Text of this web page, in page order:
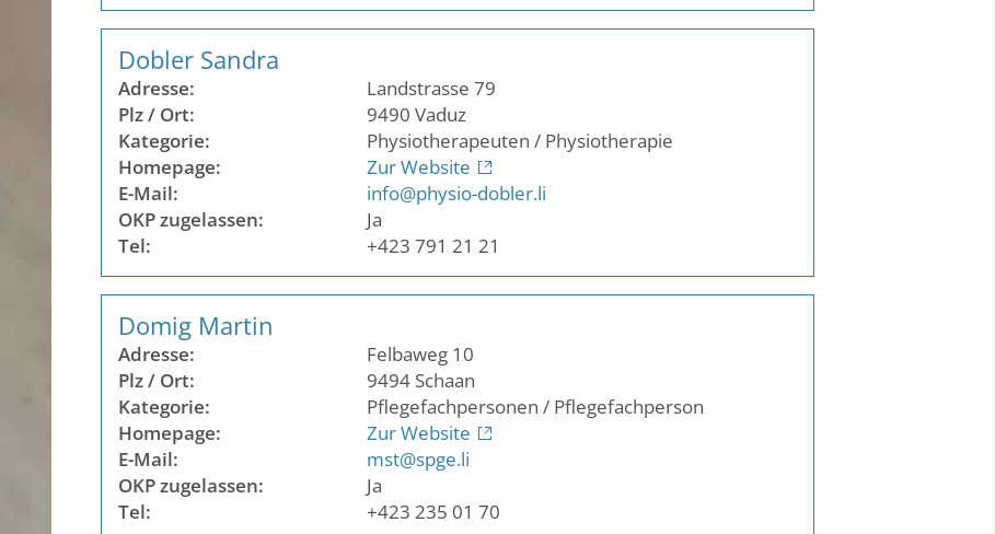
Dobler Sandra
Adresse:
Landstrasse 79
Plz / Ort:
9490 Vaduz
Kategorie:
Physiotherapeuten / Physiotherapie
Homepage:
Zur Website
E-Mail:
info@physio-dobler.li
OKP zugelassen:
Ja
Tel:
+423 791 21 21
Domig Martin
Adresse:
Felbaweg 10
Plz / Ort:
9494 Schaan
Kategorie:
Pflegefachpersonen / Pflegefachperson
Homepage:
Zur Website
E-Mail:
mst@spge.li
OKP zugelassen:
Ja
Tel:
+423 235 01 70